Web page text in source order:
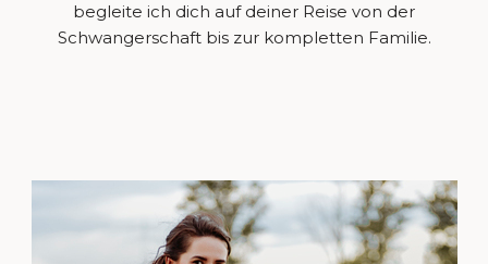
begleite ich dich auf deiner Reise von der
Schwangerschaft bis zur kompletten Familie.